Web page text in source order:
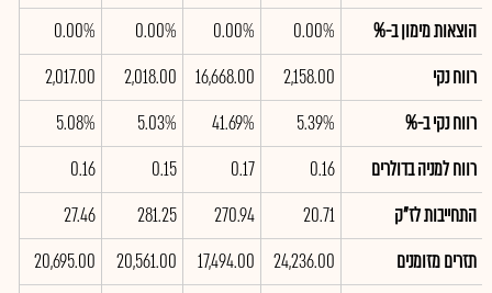
הוצאות מימון ב-%
0.00%
0.00%
0.00%
0.00%
רווח נקי
2,158.00
16,668.00
2,018.00
2,017.00
רווח נקי ב-%
5.39%
41.69%
5.03%
5.08%
רווח למניה בדולרים
0.16
0.17
0.15
0.16
התחייבות לז"ק
20.71
270.94
281.25
27.46
תזרים מזומנים
24,236.00
17,494.00
20,561.00
20,695.00